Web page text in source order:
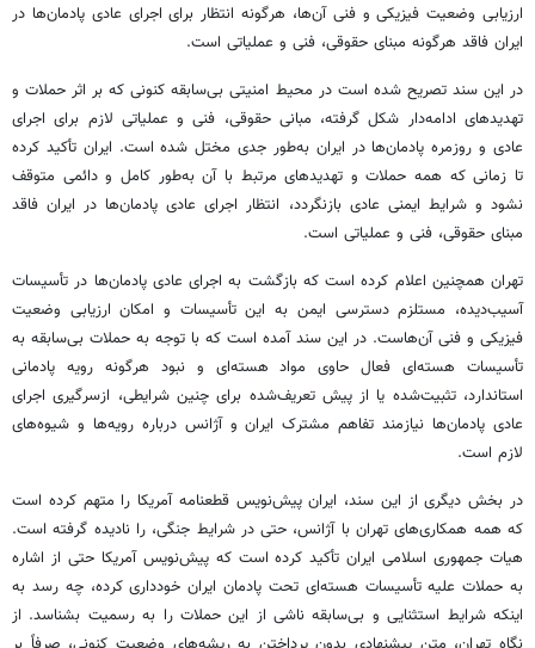
ارزیابی وضعیت فیزیکی و فنی آن‌ها، هرگونه انتظار برای اجرای عادی پادمان‌ها در
ایران فاقد هرگونه مبنای حقوقی، فنی و عملیاتی است.
در این سند تصریح شده است در محیط امنیتی بی‌سابقه کنونی که بر اثر حملات و
تهدیدهای ادامه‌دار شکل گرفته، مبانی حقوقی، فنی و عملیاتی لازم برای اجرای
عادی و روزمره پادمان‌ها در ایران به‌طور جدی مختل شده است. ایران تأکید کرده
تا زمانی که همه حملات و تهدیدهای مرتبط با آن به‌طور کامل و دائمی متوقف
نشود و شرایط ایمنی عادی بازنگردد، انتظار اجرای عادی پادمان‌ها در ایران فاقد
مبنای حقوقی، فنی و عملیاتی است.
تهران همچنین اعلام کرده است که بازگشت به اجرای عادی پادمان‌ها در تأسیسات
آسیب‌دیده، مستلزم دسترسی ایمن به این تأسیسات و امکان ارزیابی وضعیت
فیزیکی و فنی آن‌هاست. در این سند آمده است که با توجه به حملات بی‌سابقه به
تأسیسات هسته‌ای فعال حاوی مواد هسته‌ای و نبود هرگونه رویه پادمانی
استاندارد، تثبیت‌شده یا از پیش تعریف‌شده برای چنین شرایطی، ازسرگیری اجرای
عادی پادمان‌ها نیازمند تفاهم مشترک ایران و آژانس درباره رویه‌ها و شیوه‌های
لازم است.
در بخش دیگری از این سند، ایران پیش‌نویس قطعنامه آمریکا را متهم کرده است
که همه همکاری‌های تهران با آژانس، حتی در شرایط جنگی، را نادیده گرفته است.
هیات جمهوری اسلامی ایران تأکید کرده است که پیش‌نویس آمریکا حتی از اشاره
به حملات علیه تأسیسات هسته‌ای تحت پادمان ایران خودداری کرده، چه رسد به
اینکه شرایط استثنایی و بی‌سابقه ناشی از این حملات را به رسمیت بشناسد. از